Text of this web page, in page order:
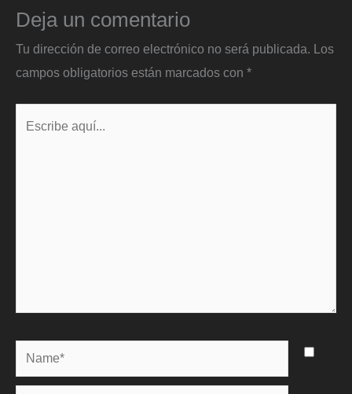
Deja un comentario
Tu dirección de correo electrónico no será publicada. Los
campos obligatorios están marcados con *
Name*